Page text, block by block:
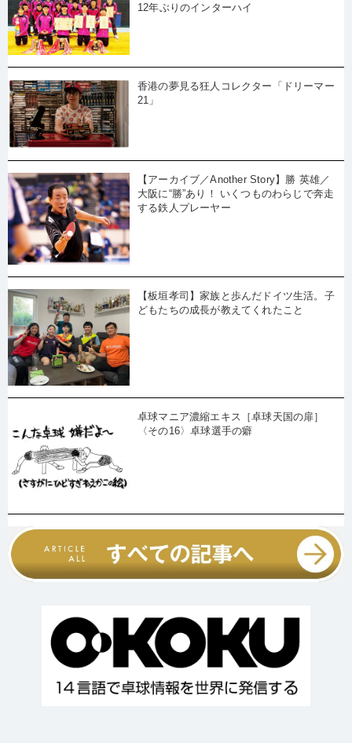
12年ぶりのインターハイ
香港の夢見る狂人コレクター「ドリーマー
21」
【アーカイブ／Another Story】勝 英雄／
大阪に“勝”あり！ いくつものわらじで奔走
する鉄人プレーヤー
【板垣孝司】家族と歩んだドイツ生活。子
どもたちの成長が教えてくれたこと
卓球マニア濃縮エキス［卓球天国の扉］
〈その16〉卓球選手の癖